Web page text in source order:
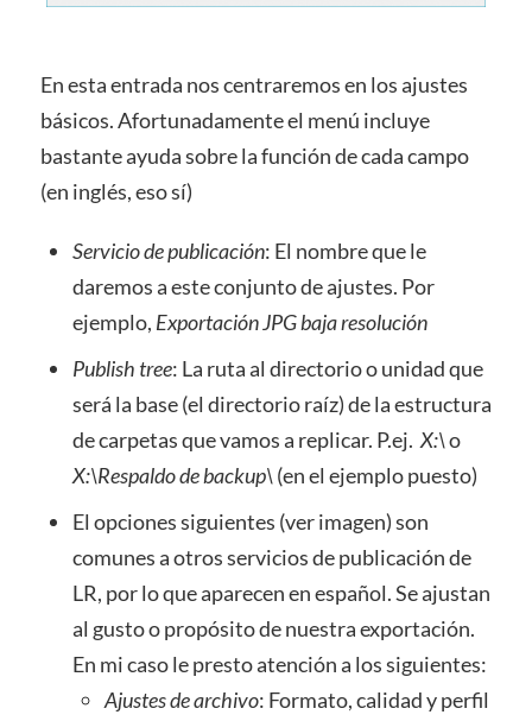
En esta entrada nos centraremos en los ajustes
básicos. Afortunadamente el menú incluye
bastante ayuda sobre la función de cada campo
(en inglés, eso sí)
Servicio de publicación: El nombre que le
daremos a este conjunto de ajustes. Por
ejemplo, Exportación JPG baja resolución
Publish tree: La ruta al directorio o unidad que
será la base (el directorio raíz) de la estructura
de carpetas que vamos a replicar. P.ej. X:\o
X:\Respaldo de backup\(en el ejemplo puesto)
El opciones siguientes (ver imagen) son
comunes a otros servicios de publicación de
LR, por lo que aparecen en español. Se ajustan
al gusto o propósito de nuestra exportación.
En mi caso le presto atención a los siguientes:
Ajustes de archivo: Formato, calidad y perfil